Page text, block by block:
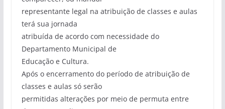
representante legal na atribuição de classes e aulas
terá sua jornada
atribuída de acordo com necessidade do
Departamento Municipal de
Educação e Cultura.
Após o encerramento do período de atribuição de
classes e aulas só serão
permitidas alterações por meio de permuta entre